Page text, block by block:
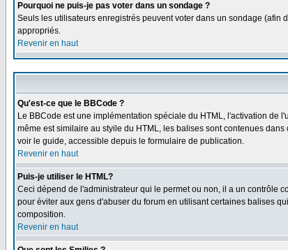
Pourquoi ne puis-je pas voter dans un sondage ?
Seuls les utilisateurs enregistrés peuvent voter dans un sondage (afin
appropriés.
Revenir en haut
Qu'est-ce que le BBCode ?
Le BBCode est une implémentation spéciale du HTML, l'activation de
même est similaire au styile du HTML, les balises sont contenues
voir le guide, accessible depuis le formulaire de publication.
Revenir en haut
Puis-je utiliser le HTML?
Ceci dépend de l'administrateur qui le permet ou non, il a un contrôle
pour éviter aux gens d'abuser du forum en utilisant certaines balises
composition.
Revenir en haut